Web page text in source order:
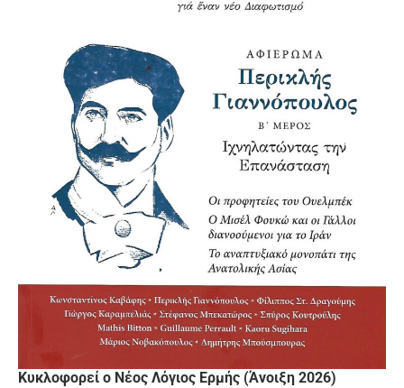
Κυκλοφορεί ο Νέος Λόγιος Ερμής (Άνοιξη 2026)